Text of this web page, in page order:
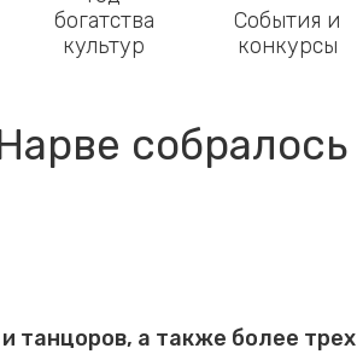
богатства
культур
События и
конкурсы
собралось
танцоров, а также более трех